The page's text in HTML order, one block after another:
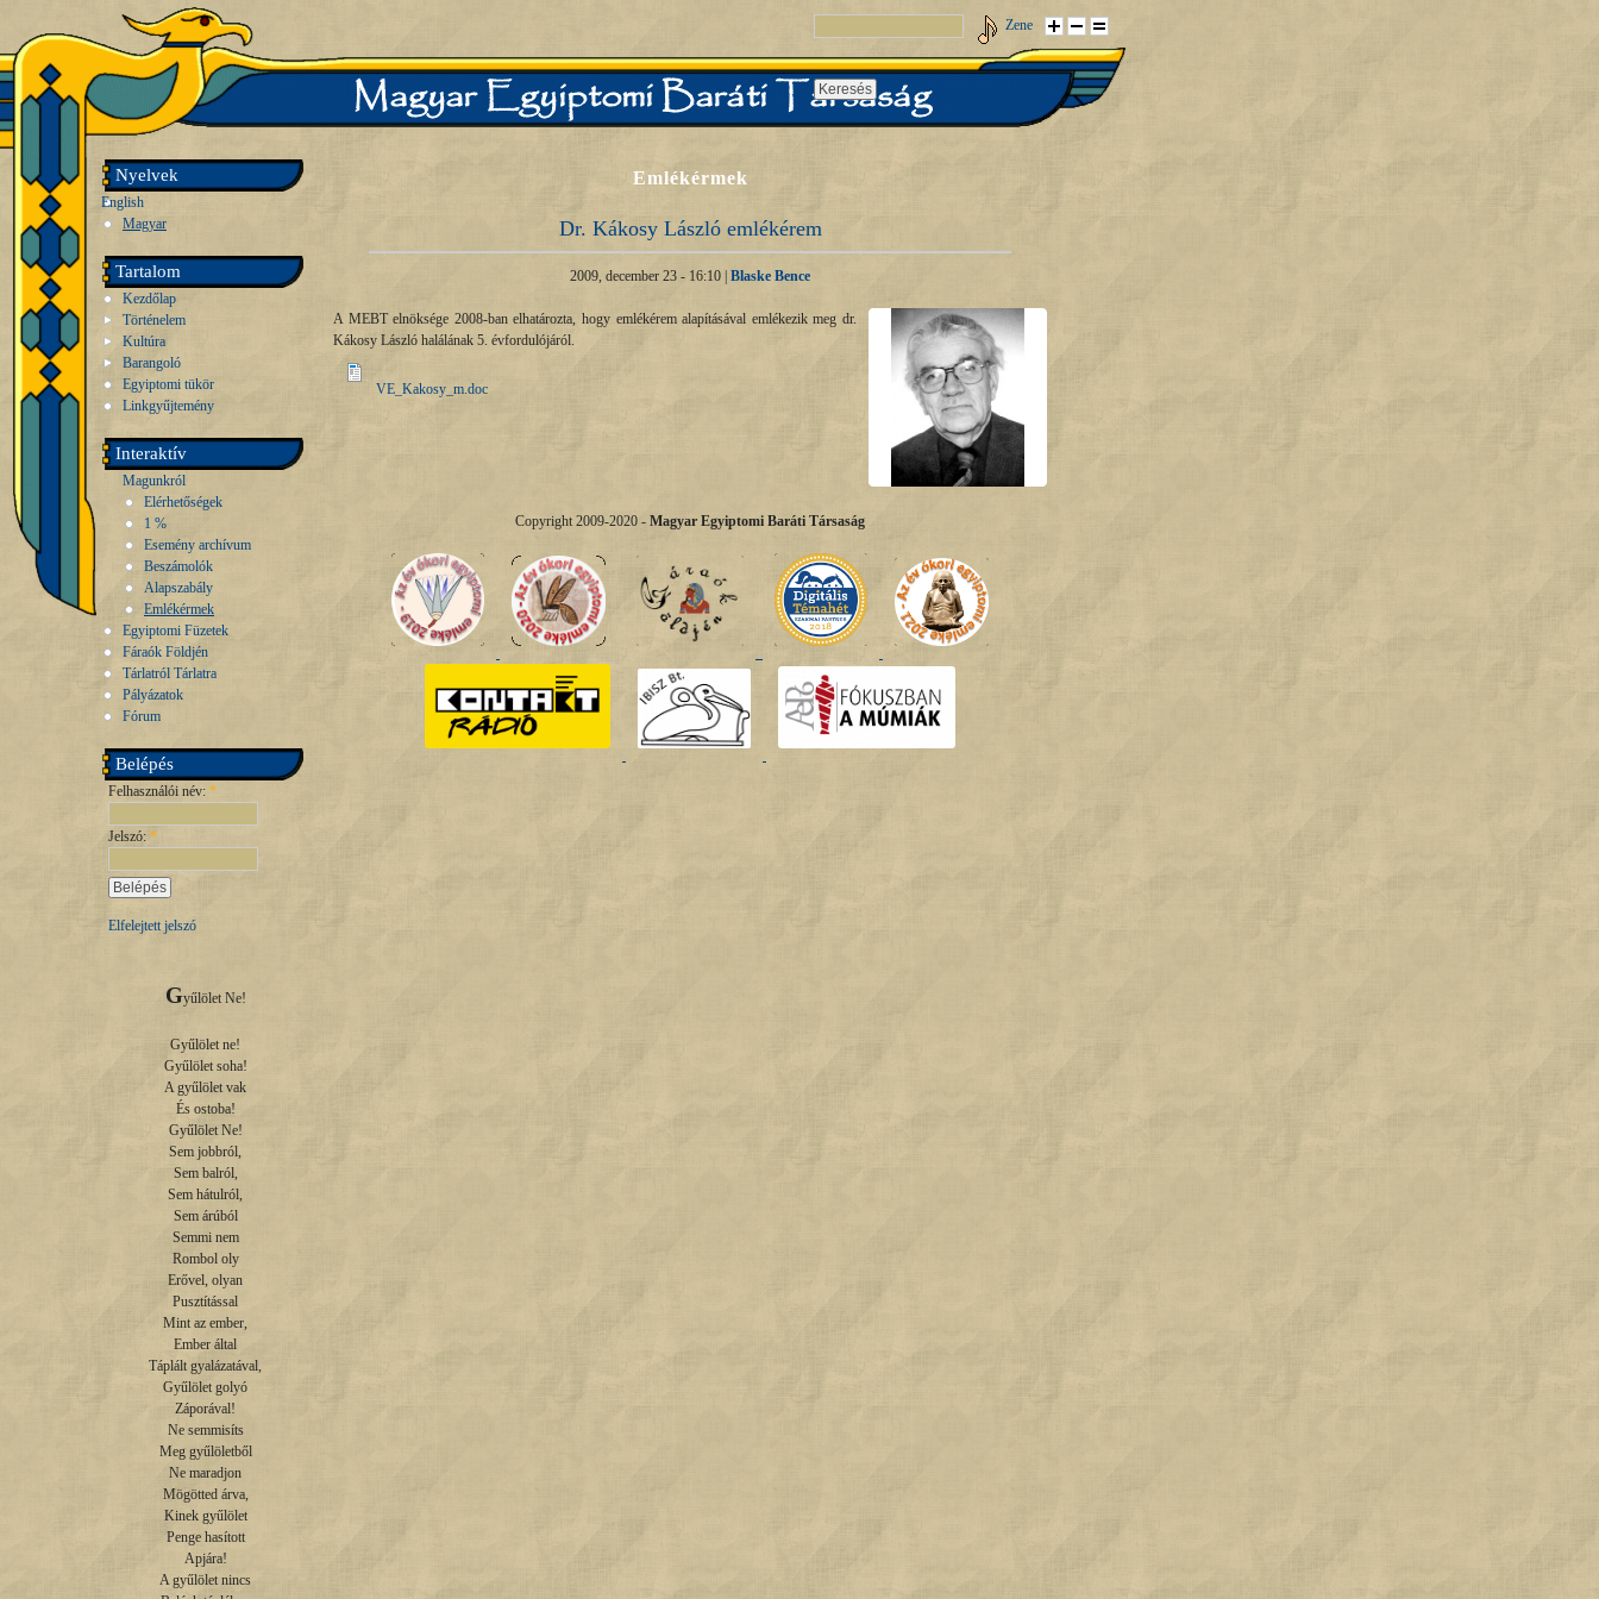
Zene
Nyelvek
English
Magyar
Tartalom
Kezdőlap
Történelem
Kultúra
Barangoló
Egyiptomi tükör
Linkgyűjtemény
Interaktív
Magunkról
Elérhetőségek
1 %
Esemény archívum
Beszámolók
Alapszabály
Emlékérmek
Egyiptomi Füzetek
Fáraók Földjén
Tárlatról Tárlatra
Pályázatok
Fórum
Belépés
Felhasználói név: *
Jelszó: *
Elfelejtett jelszó
Gyűlölet Ne!
Gyűlölet ne!
Gyűlölet soha!
A gyűlölet vak
És ostoba!
Gyűlölet Ne!
Sem jobbról,
Sem balról,
Sem hátulról,
Sem árúból
Semmi nem
Rombol oly
Erővel, olyan
Pusztítással
Mint az ember,
Ember által
Táplált gyalázatával,
Gyűlölet golyó
Záporával!
Ne semmisíts
Meg gyűlöletből
Ne maradjon
Mögötted árva,
Kinek gyűlölet
Penge hasított
Apjára!
A gyűlölet nincs
Emlékérmek
Dr. Kákosy László emlékérem
2009, december 23 - 16:10 | Blaske Bence
A MEBT elnöksége 2008-ban elhatározta, hogy emlékérem alapításával emlékezik meg dr.
Kákosy László halálának 5. évfordulójáról.
VE_Kakosy_m.doc
Copyright 2009-2020 - Magyar Egyiptomi Baráti Társaság